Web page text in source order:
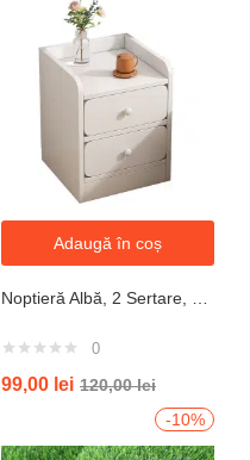
Adaugă în coș
0
99,00 lei 120,00lei
-10%